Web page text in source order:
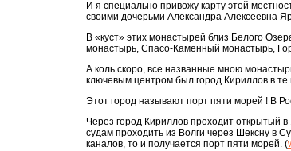
И я специально привожу карту этой
своими дочерьми Александра Алексеевна
В «куст» этих монастырей близ Белого
монастырь, Спасо-Каменный монастырь,
А коль скоро, все названные мною
ключевым центром был город Кириллов в те
Этот город называют порт пяти морей ! В
Через город Кириллов проходит открытый
судам проходить из Волги через Шексну в
каналов, то и получается порт пяти морей. (